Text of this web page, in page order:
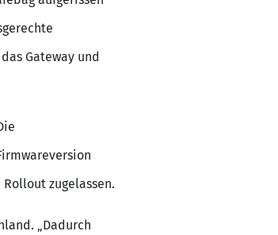
Gateway und
zugelassen.
„Dadurch